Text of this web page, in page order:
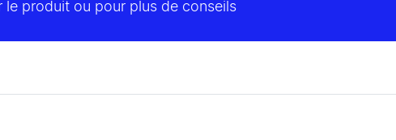
le produit ou pour plus de conseils